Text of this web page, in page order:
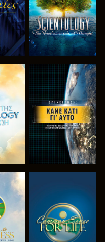
ΠΑΡΑΚΟΛΟΥΘΗΣΤΕ
ΠΑΡΑΚΟΛΟΥΘΗΣΤΕ